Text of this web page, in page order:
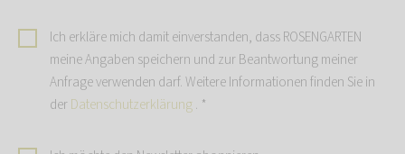
Ich erkläre mich damit einverstanden, dass ROSENGARTEN
meine Angaben speichern und zur Beantwortung meiner
Anfrage verwenden darf. Weitere Informationen finden Sie in
derDatenschutzerklärung. *